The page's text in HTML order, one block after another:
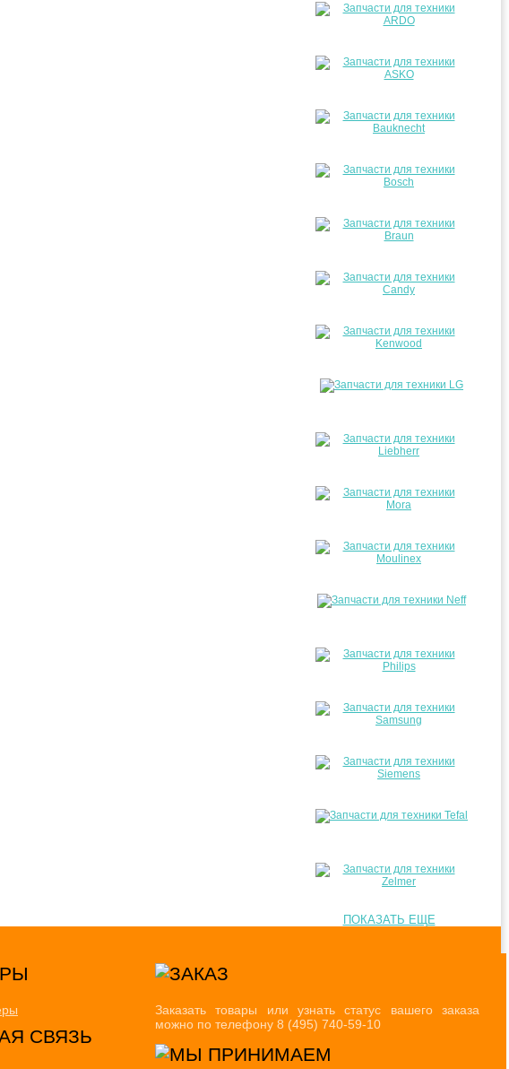
ПОКАЗАТЬ ЕЩЕ
СВЯЗЬ
Заказать товары или узнать статус вашего заказа
можно по телефону 8 (495) 740-59-10